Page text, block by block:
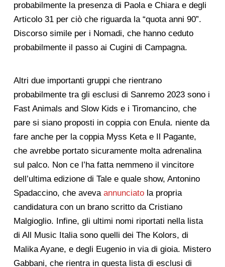
probabilmente la presenza di Paola e Chiara e degli
Articolo 31 per ciò che riguarda la “quota anni 90”.
Discorso simile per i Nomadi, che hanno ceduto
probabilmente il passo ai Cugini di Campagna.
Altri due importanti gruppi che rientrano
probabilmente tra gli esclusi di Sanremo 2023 sono i
Fast Animals and Slow Kids e i Tiromancino, che
pare si siano proposti in coppia con Enula. niente da
fare anche per la coppia Myss Keta e Il Pagante,
che avrebbe portato sicuramente molta adrenalina
sul palco. Non ce l’ha fatta nemmeno il vincitore
dell’ultima edizione di Tale e quale show, Antonino
Spadaccino, che aveva annunciatola propria
candidatura con un brano scritto da Cristiano
Malgioglio. Infine, gli ultimi nomi riportati nella lista
di All Music Italia sono quelli dei The Kolors, di
Malika Ayane, e degli Eugenio in via di gioia. Mistero
Gabbani, che rientra in questa lista di esclusi di